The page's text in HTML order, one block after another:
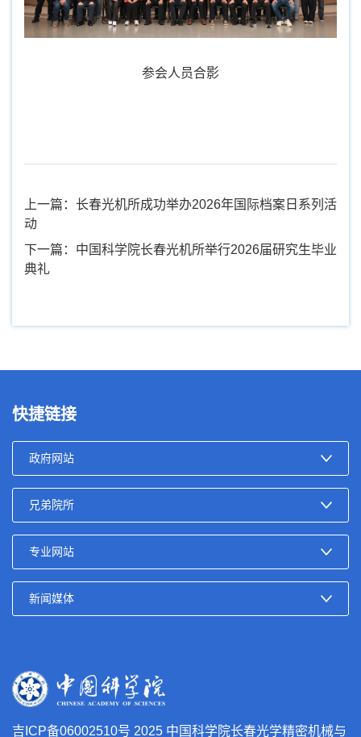
参会人员合影
上一篇：长春光机所成功举办2026年国际档案日系列活
动
下一篇：中国科学院长春光机所举行2026届研究生毕业
典礼
快捷链接
吉ICP备06002510号 2025 中国科学院长春光学精密机械与